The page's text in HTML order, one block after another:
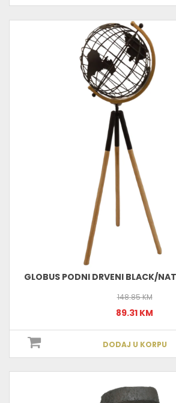
GLOBUS PODNI DRVENI BLACK/
148.85 KM
89.31 KM
DODAJ U KORPU